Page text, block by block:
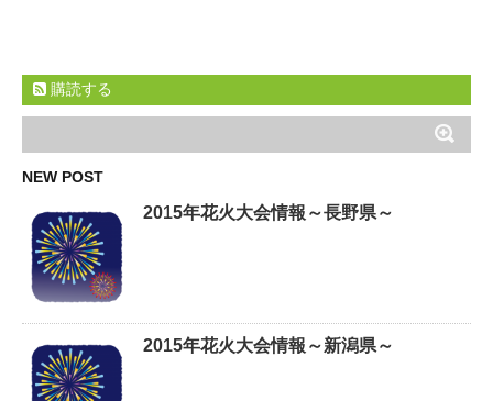
購読する
NEW POST
2015年花火大会情報～長野県～
2015年花火大会情報～新潟県～